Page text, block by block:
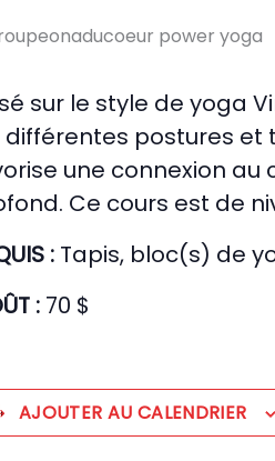
sur le style de yoga
différentes postures et
une connexion
Ce cours est de
: Tapis, bloc(s) de
: 70 $
AJOUTER AU CALENDRIER